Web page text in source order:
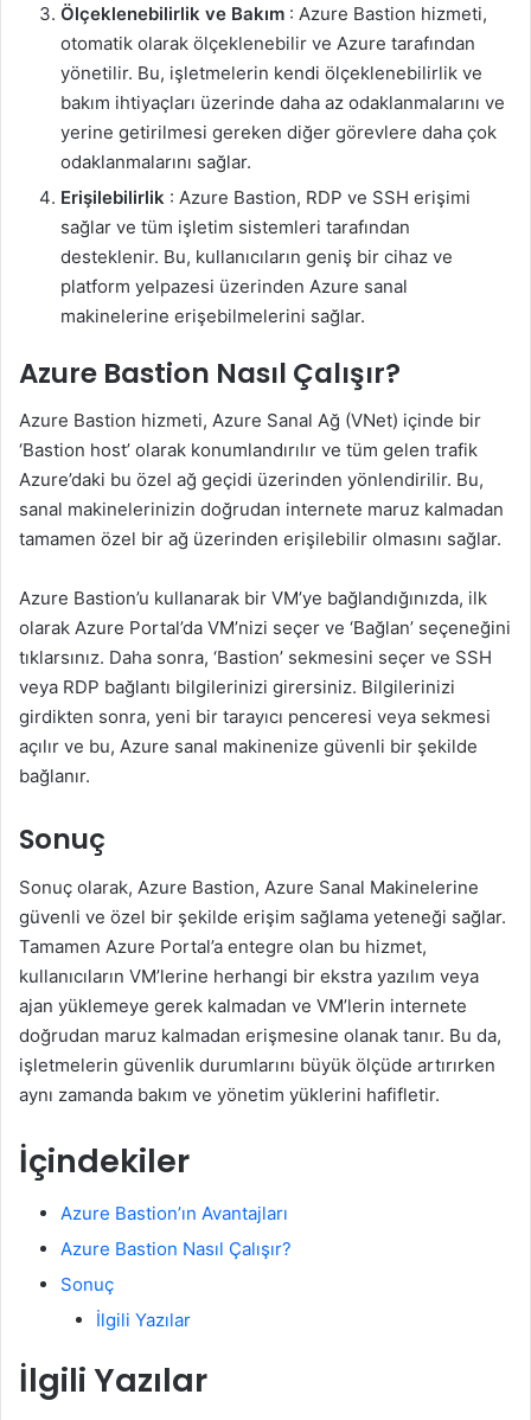
Ölçeklenebilirlik ve Bakım : Azure Bastion hizmeti,
otomatik olarak ölçeklenebilir ve Azure tarafından
yönetilir. Bu, işletmelerin kendi ölçeklenebilirlik ve
bakım ihtiyaçları üzerinde daha az odaklanmalarını ve
yerine getirilmesi gereken diğer görevlere daha çok
odaklanmalarını sağlar.
Erişilebilirlik : Azure Bastion, RDP ve SSH erişimi
sağlar ve tüm işletim sistemleri tarafından
desteklenir. Bu, kullanıcıların geniş bir cihaz ve
platform yelpazesi üzerinden Azure sanal
makinelerine erişebilmelerini sağlar.
Azure Bastion Nasıl Çalışır?
Azure Bastion hizmeti, Azure Sanal Ağ (VNet) içinde bir
‘Bastion host’ olarak konumlandırılır ve tüm gelen trafik
Azure’daki bu özel ağ geçidi üzerinden yönlendirilir. Bu,
sanal makinelerinizin doğrudan internete maruz kalmadan
tamamen özel bir ağ üzerinden erişilebilir olmasını sağlar.
Azure Bastion’u kullanarak bir VM’ye bağlandığınızda, ilk
olarak Azure Portal’da VM’nizi seçer ve ‘Bağlan’ seçeneğini
tıklarsınız. Daha sonra, ‘Bastion’ sekmesini seçer ve SSH
veya RDP bağlantı bilgilerinizi girersiniz. Bilgilerinizi
girdikten sonra, yeni bir tarayıcı penceresi veya sekmesi
açılır ve bu, Azure sanal makinenize güvenli bir şekilde
bağlanır.
Sonuç
Sonuç olarak, Azure Bastion, Azure Sanal Makinelerine
güvenli ve özel bir şekilde erişim sağlama yeteneği sağlar.
Tamamen Azure Portal’a entegre olan bu hizmet,
kullanıcıların VM’lerine herhangi bir ekstra yazılım veya
ajan yüklemeye gerek kalmadan ve VM’lerin internete
doğrudan maruz kalmadan erişmesine olanak tanır. Bu da,
işletmelerin güvenlik durumlarını büyük ölçüde artırırken
aynı zamanda bakım ve yönetim yüklerini hafifletir.
İçindekiler
Azure Bastion’ın Avantajları
Azure Bastion Nasıl Çalışır?
Sonuç
İlgili Yazılar
İlgili Yazılar